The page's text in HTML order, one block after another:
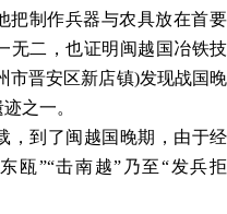
把制作兵器与农具放在首要
无二，也证明闽越国冶铁技
市晋安区新店镇)发现战国晚
之一。
，到了闽越国晚期，由于经
瓯”“击南越”乃至“发兵拒